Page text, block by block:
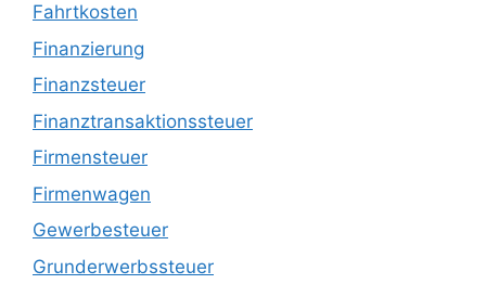
Fahrtkosten
Finanzierung
Finanzsteuer
Finanztransaktionssteuer
Firmensteuer
Firmenwagen
Gewerbesteuer
Grunderwerbssteuer